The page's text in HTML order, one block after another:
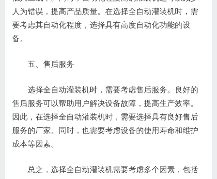
人为错误，提高产品质量。在选择全自动灌装机时，需
要考虑其自动化程度，选择具有高度自动化功能的设
备。
五、售后服务
选择全自动灌装机时，需要考虑售后服务。良好的
售后服务可以帮助用户解决设备故障，提高生产效率。
因此，在选择全自动灌装机时，需要选择具有良好售后
服务的厂家。同时，也需要考虑设备的使用寿命和维护
成本等因素。
总之，选择全自动灌装机需要考虑多个因素，包括